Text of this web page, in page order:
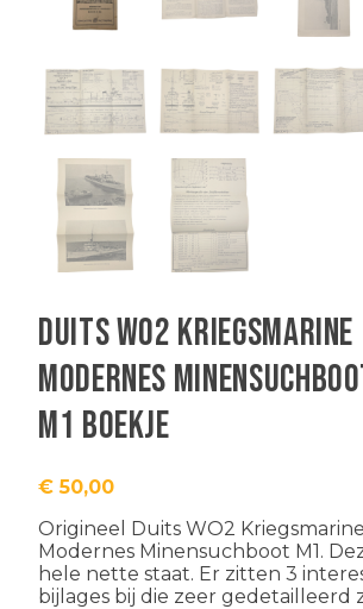
Duits WO2 Kriegsmarine
Modernes
M1 boekje
€ 50,00
Origineel Duits WO2
Modernes Minensuchboot M1.
hele nette staat. Er zitten 3
bijlages bij die zeer gedetailleerd